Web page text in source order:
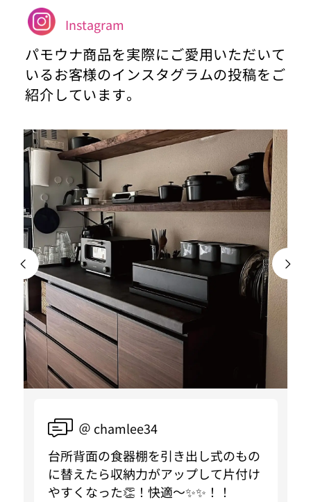
Instagram
パモウナ商品を実際にご愛用いただいて
いるお客様のインスタグラムの投稿をご
紹介しています。
＠ chamlee34
台所背面の食器棚を引き出し式のもの
に替えたら収納力がアップして片付け
やすくなった👏！快適〜✨✨！！